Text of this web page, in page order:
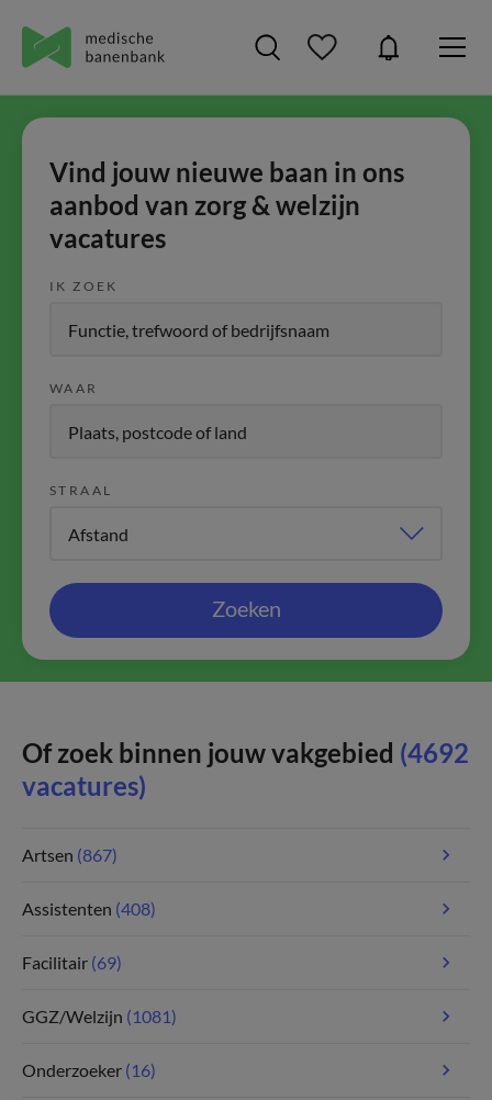
Vind jouw nieuwe baan in ons
aanbod van zorg & welzijn
vacatures
IK ZOEK
WAAR
STRAAL
Zoeken
Of zoek binnen jouw vakgebied (4692
vacatures)
Artsen (867)
Assistenten (408)
Facilitair (69)
GGZ/Welzijn (1081)
Onderzoeker (16)